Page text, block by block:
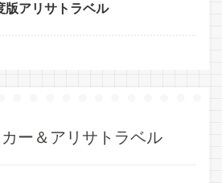
版アリサトラベル
ー＆アリサトラベル